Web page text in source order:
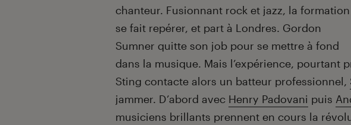
chanteur. Fusionnant rock et jazz, la formation
se fait repérer, et part à Londres. Gordon
Sumner quitte son job pour se mettre à fond
dans la musique. Mais l’expérience, pourtant
Sting contacte alors un batteur professionnel,
jammer. D’abord avec Henry Padovani puis
musiciens brillants prennent en cours la